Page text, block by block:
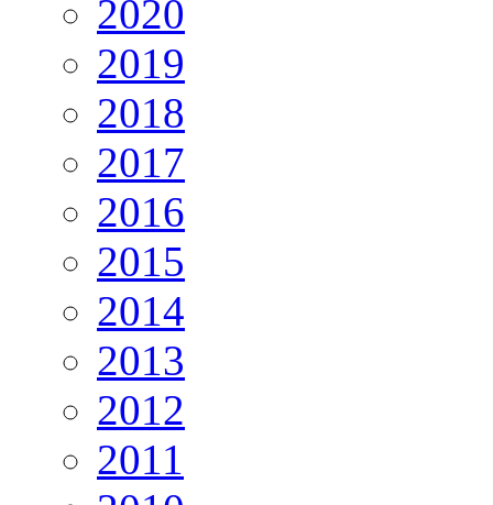
2020
2019
2018
2017
2016
2015
2014
2013
2012
2011